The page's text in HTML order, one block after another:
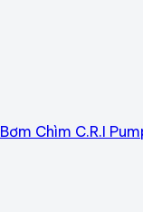
Bơm Chìm C.R.I